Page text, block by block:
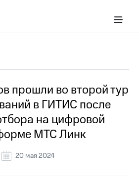
прошли во второй тур
в ГИТИС после
на цифровой
МТС Линк
20 мая 2024